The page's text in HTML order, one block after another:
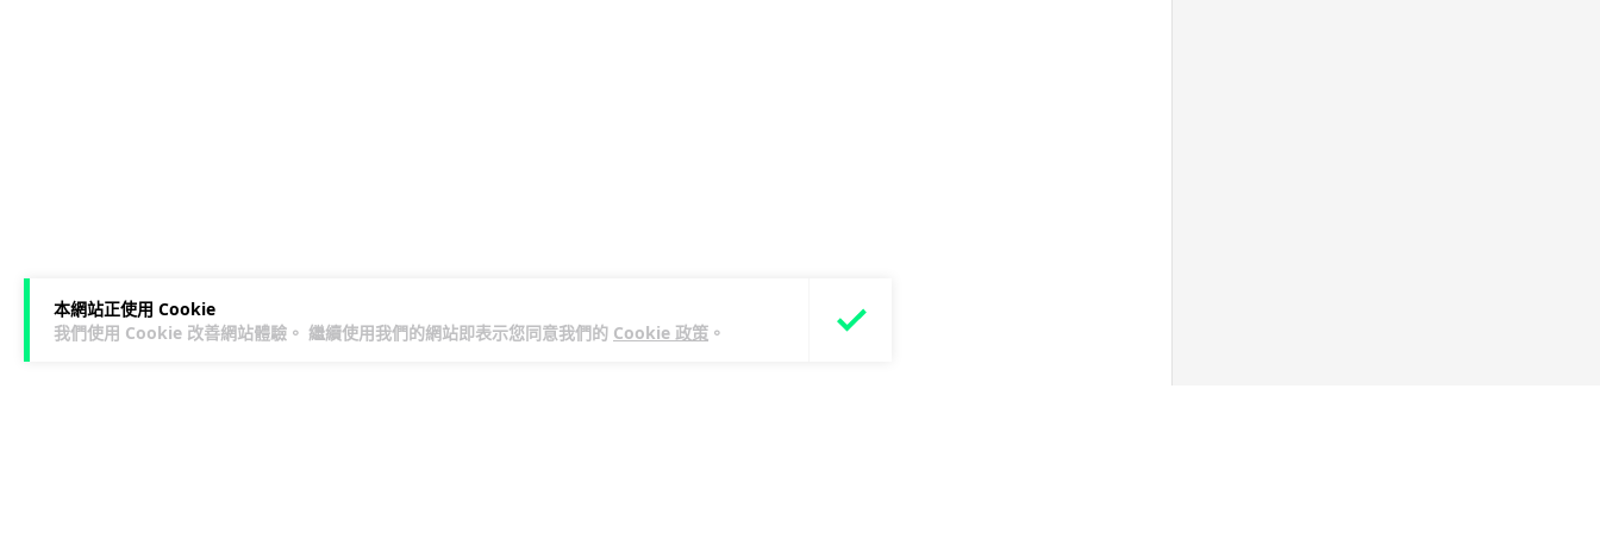
本網站正使用 Cookie
我們使用 Cookie 改善網站體驗。 繼續使用我們的網站即表示您同意我們的 Cookie 政策 。